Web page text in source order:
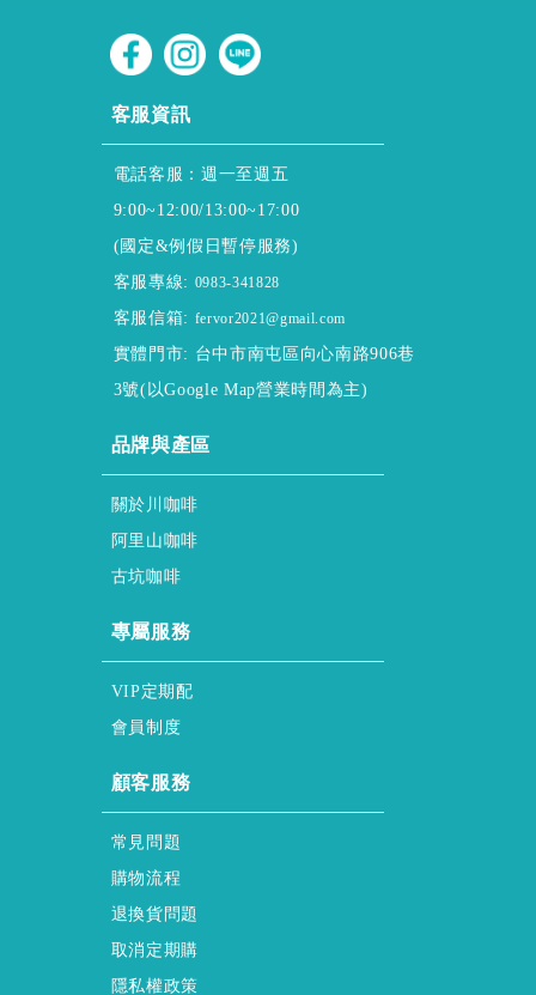
客服資訊
電話客服：週一至週五
9:00~12:00/13:00~17:00
(國定&例假日暫停服務)
客服專線: 0983-341828
客服信箱: fervor2021@gmail.com
實體門市: 台中市南屯區向心南路906巷
3號(以Google Map營業時間為主)
品牌與產區
About ssscafe
關於川咖啡
Alisan & Coffee
阿里山咖啡
Gukeng & Coffee
古坑咖啡
專屬服務
regular & purchase
VIP定期配
membership & policy
會員制度
顧客服務
FAQs
常見問題
Shopping & Process
購物流程
Returns & Exchanges
退換貨問題
regular & purchase Form
取消定期購
privacy-policy
隱私權政策